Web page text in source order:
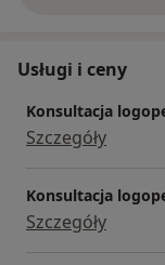
Usługi i ceny
Konsultacja
Szczegóły
Konsultacja
Szczegóły